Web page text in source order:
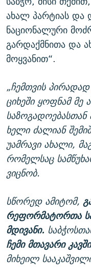
ახალ პარტიას და
ნაციონალური
გარდაქმნითა და
მოყვანით“.
„ჩემთვის
ციხეში ყოფნამ მე
ხელი ძალიან
უამრავი ახალი,
რომელსაც
ვიცნობ.
სწორედ ამიტომ,
რეფორმატორთა
მდივანი.
ჩემი მთავარი
მიხეილ